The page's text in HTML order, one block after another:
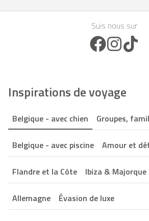
Suis nous sur
Facebook Icon
Inspirations de voyage
Belgique - avec chien Groupes,
Belgique - avec piscine Amour et
Flandre et la Côte Ibiza & Majorque
Allemagne Évasion de luxe